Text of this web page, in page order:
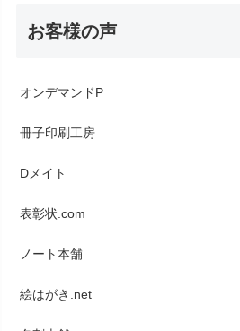
お客様の声
オンデマンドP
冊子印刷工房
Dメイト
表彰状.com
ノート本舗
絵はがき.net